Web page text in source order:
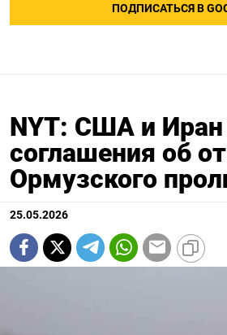
ПОДПИСАТЬСЯ В
NYT: США и Иран
соглашения об
Ормузского
25.05.2026